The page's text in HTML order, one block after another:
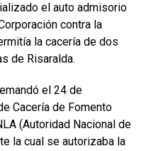
el auto admisorio
contra la
la cacería de dos
de Risaralda.
el 24 de
Cacería de Fomento
(Autoridad Nacional de
la cual se autorizaba la